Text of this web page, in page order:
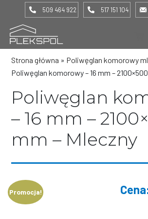
509 464 922 517 151 104
Strona główna » Poliwęglan komorowy
Poliwęglan komorowy – 16 mm –
Poliwęglan
– 16 mm –
mm – Mleczny
Promocja!